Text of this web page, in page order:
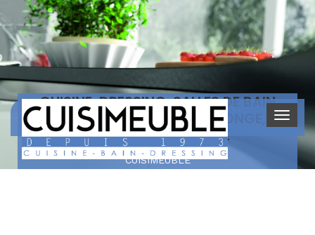
CUISINE, DRESSING, SALLES DE BAIN
À SAINT-GENIS-DE-SAINTONGE,
CHARENTE-MARITIME
CUISIMEUBLE